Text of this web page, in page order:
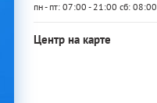
пн - пт: 07:00 - 21:00 сб:
Центр на карте